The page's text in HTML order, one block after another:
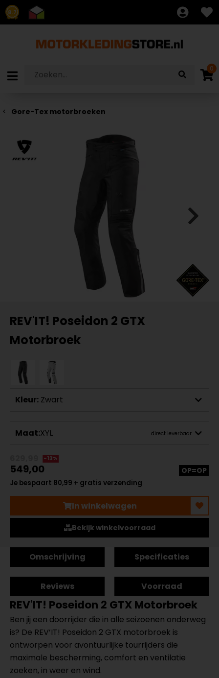
8.7
0
Gore-Tex motorbroeken
REV'IT! Poseidon 2 GTX
Motorbroek
Kleur: Zwart
Maat:XYL direct leverbaar
-13%
549,00
Je bespaart 80,99 + gratis verzending
OP=OP
In winkelwagen
Bekijk winkelvoorraad
Omschrijving Specificaties
Reviews Voorraad
REV'IT! Poseidon 2 GTX Motorbroek
Ben jij een doorrijder die in alle seizoenen onderweg
is? De REV’IT! Poseidon 2 GTX motorbroek is
ontworpen voor avontuurlijke tourrijders die
maximale bescherming, comfort en ventilatie
zoeken, in weer en wind.